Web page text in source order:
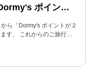
ポイン…
ら「Dormy's ポイントが２
す。 これからのご旅行…